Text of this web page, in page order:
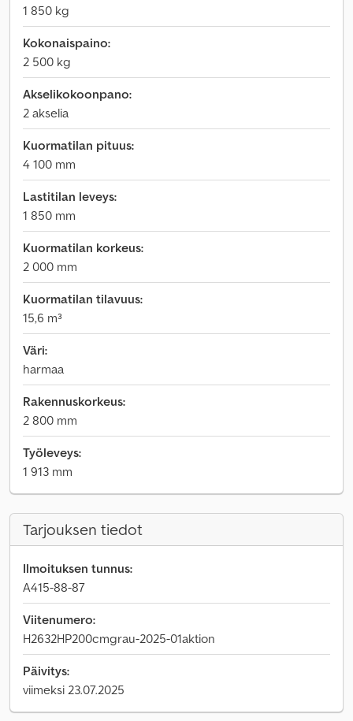
1 850 kg
Kokonaispaino:
2 500 kg
Akselikokoonpano:
2 akselia
Kuormatilan pituus:
4 100 mm
Lastitilan leveys:
1 850 mm
Kuormatilan korkeus:
2 000 mm
Kuormatilan tilavuus:
15,6 m³
Väri:
harmaa
Rakennuskorkeus:
2 800 mm
Työleveys:
1 913 mm
Tarjouksen tiedot
Ilmoituksen tunnus:
A415-88-87
Viitenumero:
H2632HP200cmgrau-2025-01aktion
Päivitys:
viimeksi 23.07.2025